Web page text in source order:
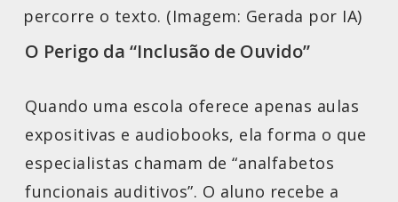
percorre o texto. (Imagem: Gerada por IA)
O Perigo da “Inclusão de Ouvido”
Quando uma escola oferece apenas aulas
expositivas e audiobooks, ela forma o que
especialistas chamam de “analfabetos
funcionais auditivos”. O aluno recebe a